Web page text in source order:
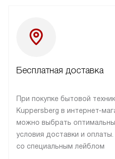
Бесплатная доставка
При покупке бытовой
Kuppersberg в интернет-
можно выбрать
условия доставки и
со специальным лейблом